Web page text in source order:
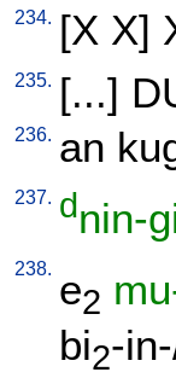
234. [X X]
235. [...]
236. an
237. dnin-
238. e2
bi2-